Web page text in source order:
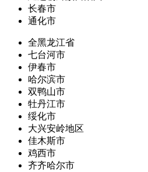
长春市
通化市
全黑龙江省
七台河市
伊春市
哈尔滨市
双鸭山市
牡丹江市
绥化市
大兴安岭地区
佳木斯市
鸡西市
齐齐哈尔市